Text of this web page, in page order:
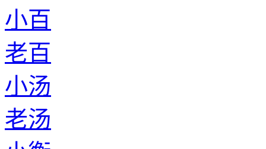
小百
老百
小汤
老汤